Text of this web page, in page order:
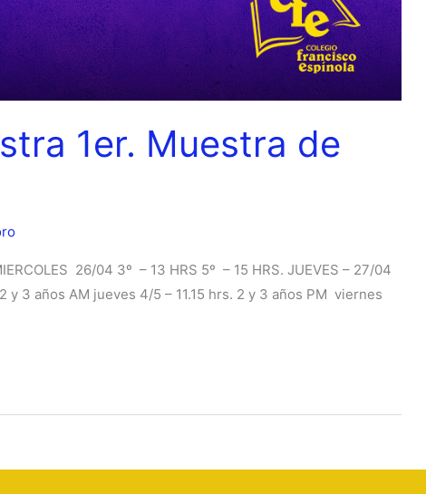
1er. Muestra de
26/04 3º – 13 HRS 5º – 15 HRS. JUEVES – 27/04
y 3 años AM jueves 4/5 – 11.15 hrs. 2 y 3 años PM viernes